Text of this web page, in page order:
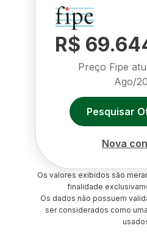
R$
Preço Fipe
Ago/
Pesquisar
Nova
Os valores exibidos são
finalidade
Os dados não possuem
ser considerados como